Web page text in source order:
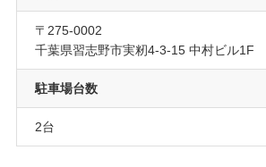
〒275-0002
千葉県習志野市実籾4-3-15 中村ビル1F
駐車場台数
2台